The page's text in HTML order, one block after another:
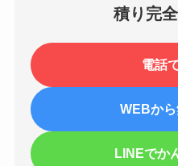
積り完
電話
WEBか
LINEでか